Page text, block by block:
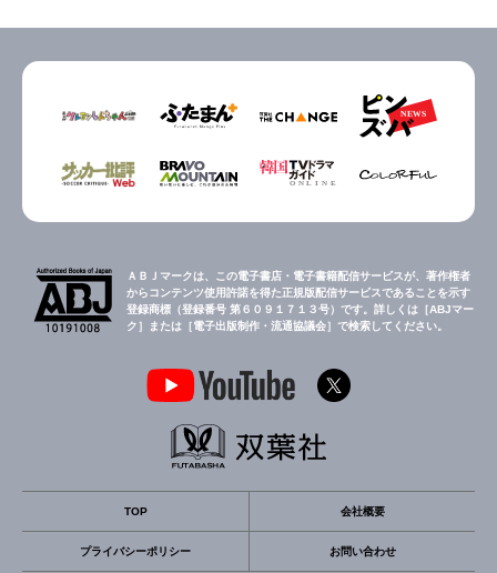
ＡＢＪマークは、この電子書店・電子書籍配信サービスが、著作権者
からコンテンツ使用許諾を得た正規版配信サービスであることを示す
登録商標（登録番号 第６０９１７１３号）です。詳しくは［ABJマー
ク］または［電子出版制作・流通協議会］で検索してください。
TOP 会社概要
プライバシーポリシー お問い合わせ